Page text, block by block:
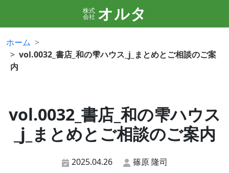
株式
会社 オルタ
ホーム
vol.0032_書店_和の雫ハウス_j_まとめとご相談のご案
内
vol.0032_書店_和の雫ハウス
_j_まとめとご相談のご案内
2025.04.26 篠原 隆司